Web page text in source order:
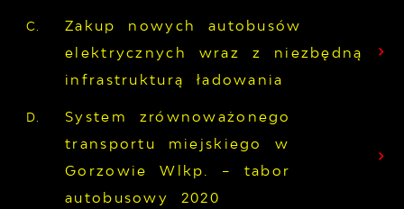
Zakup nowych autobusów
elektrycznych wraz z niezbędną
infrastrukturą ładowania
System zrównoważonego
transportu miejskiego w
Gorzowie Wlkp. – tabor
autobusowy 2020